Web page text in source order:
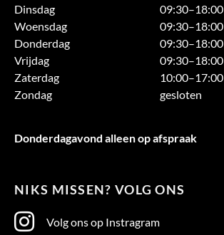
Dinsdag
09:30–18:00
Woensdag
09:30–18:00
Donderdag
09:30–18:00
Vrijdag
09:30–18:00
Zaterdag
10:00–17:00
Zondag
gesloten
Donderdagavond alleen op afspraak
NIKS MISSEN? VOLG ONS
Volg ons op Instragram